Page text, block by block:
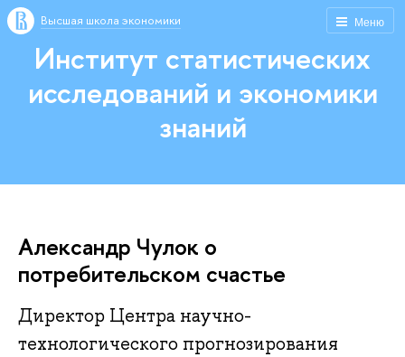
Меню
Высшая школа экономики
Институт статистических
исследований и экономики
знаний
Александр Чулок о
потребительском счастье
Директор Центра научно-
технологического прогнозирования